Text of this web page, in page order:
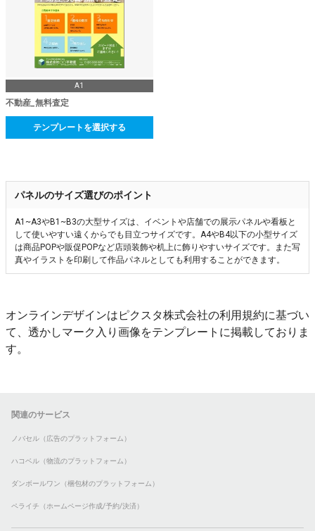
A1
不動産_無料査定
テンプレートを選択する
パネルのサイズ選びのポイント
A1~A3やB1~B3の大型サイズは、イベントや店舗での展示パネルや看板と
して使いやすい遠くからでも目立つサイズです。A4やB4以下の小型サイズ
は商品POPや販促POPなど店頭装飾や机上に飾りやすいサイズです。また写
真やイラストを印刷して作品パネルとしても利用することができます。
オンラインデザインはピクスタ株式会社の利用規約に基づい
て、透かしマーク入り画像をテンプレートに掲載しておりま
す。
関連のサービス
ノバセル（広告のプラットフォーム）
ハコベル（物流のプラットフォーム）
ダンボールワン（梱包材のプラットフォーム）
ペライチ（ホームページ作成/予約/決済）